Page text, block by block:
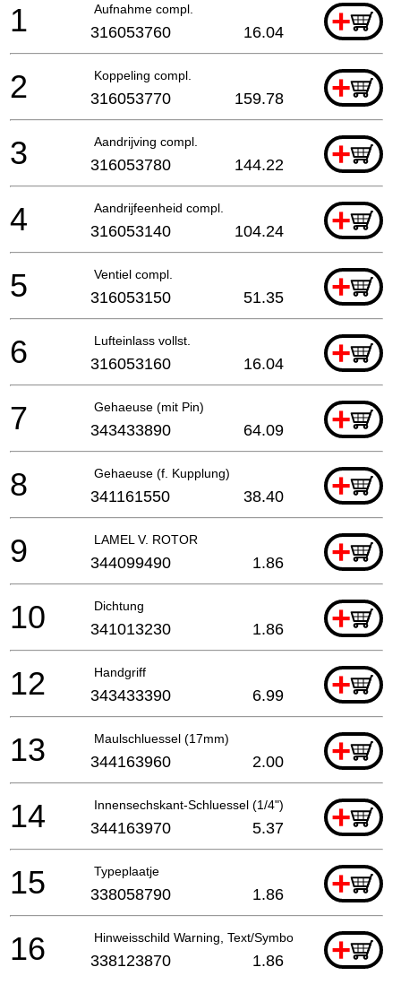
Aufnahme compl. +
1 316053760 16.04
Koppeling compl. +
2 316053770 159.78
Aandrijving compl. +
3 316053780 144.22
Aandrijfeenheid compl. +
4 316053140 104.24
Ventiel compl. +
5 316053150 51.35
Lufteinlass vollst. +
6 316053160 16.04
Gehaeuse (mit Pin) +
7 343433890 64.09
Gehaeuse (f. Kupplung) +
8 341161550 38.40
LAMEL V. ROTOR +
9 344099490 1.86
Dichtung +
10 341013230 1.86
Handgriff +
12 343433390 6.99
Maulschluessel (17mm) +
13 344163960 2.00
Innensechskant-Schluessel (1/4") +
14 344163970 5.37
Typeplaatje +
15 338058790 1.86
Hinweisschild Warning, Text/Symbol +
16 338123870 1.86